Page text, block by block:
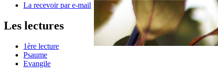
La recevoir par e-mail
Les lectures
1ère lecture
Psaume
Evangile